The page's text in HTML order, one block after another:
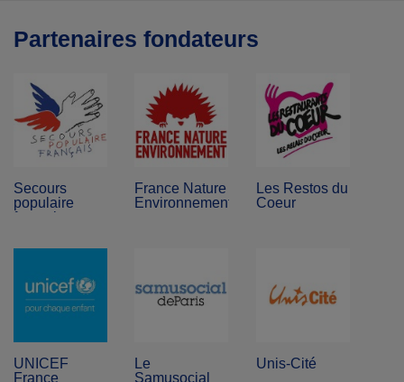
Partenaires fondateurs
Secours
populaire
français
France Nature
Environnement
Les Restos du
Coeur
UNICEF
France
Le
Samusocial
Unis-Cité